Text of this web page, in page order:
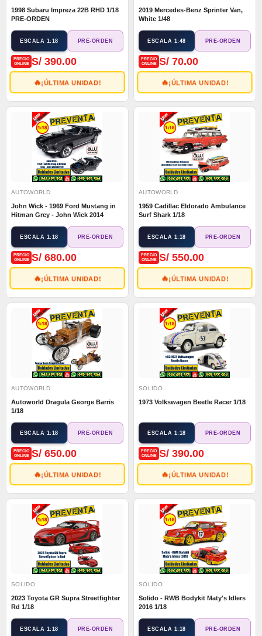
1998 Subaru Impreza 22B RHD 1/18
PRE-ORDEN
ESCALA 1:18 PRE-ORDEN
PRECIO
ONLINE
S/ 390.00
🔥¡ÚLTIMA UNIDAD!
2019 Mercedes-Benz Sprinter Van,
White 1/48
ESCALA 1:48 PRE-ORDEN
PRECIO
ONLINE
S/ 70.00
🔥¡ÚLTIMA UNIDAD!
AUTOWORLD
John Wick - 1969 Ford Mustang in
Hitman Grey - John Wick 2014
ESCALA 1:18 PRE-ORDEN
PRECIO
ONLINE
S/ 680.00
🔥¡ÚLTIMA UNIDAD!
AUTOWORLD
1959 Cadillac Eldorado Ambulance
Surf Shark 1/18
ESCALA 1:18 PRE-ORDEN
PRECIO
ONLINE
S/ 550.00
🔥¡ÚLTIMA UNIDAD!
AUTOWORLD
Autoworld Dragula George Barris
1/18
ESCALA 1:18 PRE-ORDEN
PRECIO
ONLINE
S/ 650.00
🔥¡ÚLTIMA UNIDAD!
SOLIDO
1973 Volkswagen Beetle Racer 1/18
ESCALA 1:18 PRE-ORDEN
PRECIO
ONLINE
S/ 390.00
🔥¡ÚLTIMA UNIDAD!
SOLIDO
2023 Toyota GR Supra Streetfighter
Rd 1/18
ESCALA 1:18 PRE-ORDEN
SOLIDO
Solido - RWB Bodykit Maty's Idlers
2016 1/18
ESCALA 1:18 PRE-ORDEN